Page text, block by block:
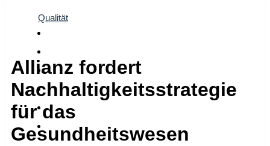
Qualität
Allianz fordert
Nachhaltigkeitsstrategie
für das
Gesundheitswesen